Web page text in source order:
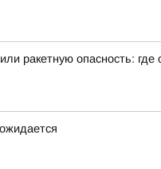
ракетную опасность: где